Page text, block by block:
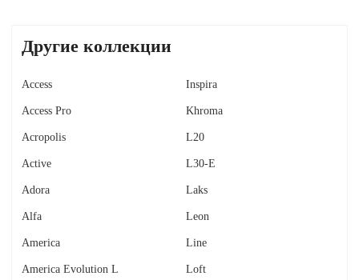
Другие коллекции
Access
Access Pro
Acropolis
Active
Adora
Alfa
America
America Evolution L
Inspira
Khroma
L20
L30-E
Laks
Leon
Line
Loft